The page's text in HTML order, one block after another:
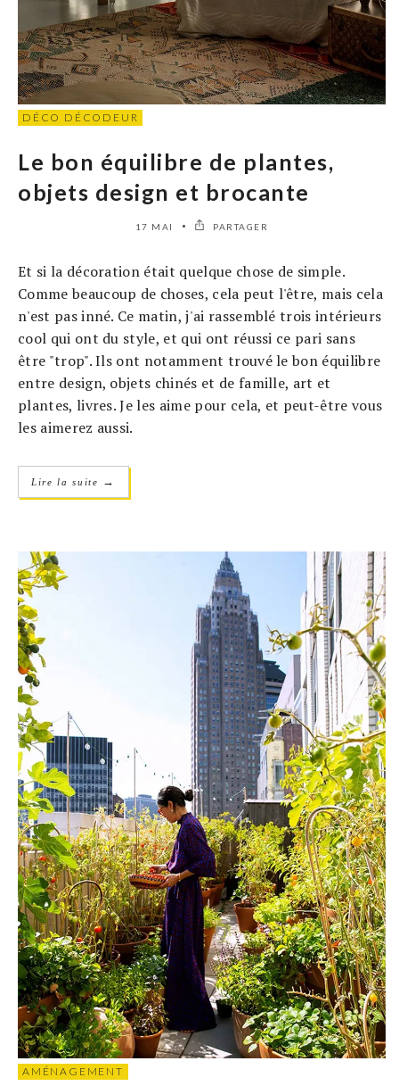
DÉCO DÉCODEUR
Le bon équilibre de plantes,
objets design et brocante
17 MAI PARTAGER
Et si la décoration était quelque chose de simple.
Comme beaucoup de choses, cela peut l'être, mais cela
n'est pas inné. Ce matin, j'ai rassemblé trois intérieurs
cool qui ont du style, et qui ont réussi ce pari sans
être "trop". Ils ont notamment trouvé le bon équilibre
entre design, objets chinés et de famille, art et
plantes, livres. Je les aime pour cela, et peut-être vous
les aimerez aussi.
Lire la suite →
AMÉNAGEMENT